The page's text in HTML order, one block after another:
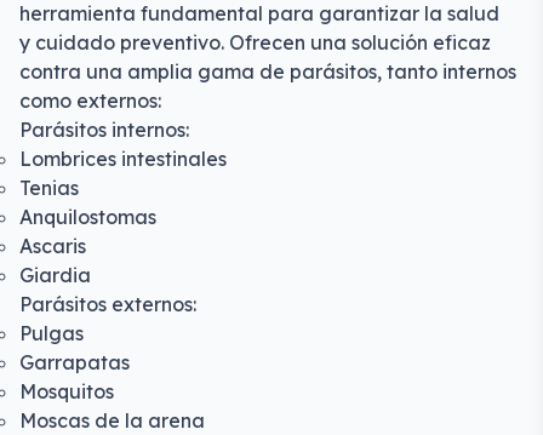
herramienta fundamental para garantizar la salud
y cuidado preventivo. Ofrecen una solución eficaz
contra una amplia gama de parásitos, tanto internos
como externos:
Parásitos internos:
Lombrices intestinales
Tenias
Anquilostomas
Ascaris
Giardia
Parásitos externos:
Pulgas
Garrapatas
Mosquitos
Moscas de la arena